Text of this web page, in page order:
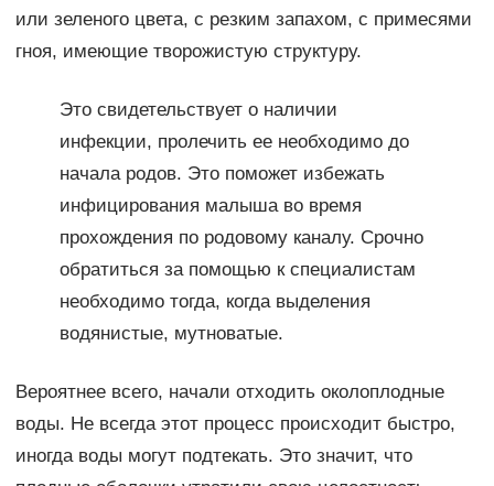
или зеленого цвета, с резким запахом, с примесями
гноя, имеющие творожистую структуру.
Это свидетельствует о наличии
инфекции, пролечить ее необходимо до
начала родов. Это поможет избежать
инфицирования малыша во время
прохождения по родовому каналу. Срочно
обратиться за помощью к специалистам
необходимо тогда, когда выделения
водянистые, мутноватые.
Вероятнее всего, начали отходить околоплодные
воды. Не всегда этот процесс происходит быстро,
иногда воды могут подтекать. Это значит, что